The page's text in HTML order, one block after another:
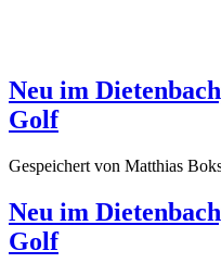
Neu im
Golf
Gespeichert von Matthias
Neu im
Golf